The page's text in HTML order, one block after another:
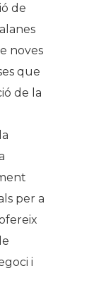
de
noves
que
de la
per a
i